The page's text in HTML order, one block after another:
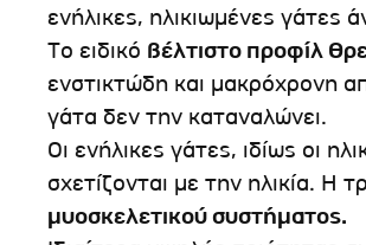
ενήλικες, ηλικιωμένες γάτες
Το ειδικό βέλτιστο προφίλ
ενστικτώδη και μακρόχρονη
γάτα δεν την καταναλώνει.
Οι ενήλικες γάτες, ιδίως οι
σχετίζονται με την ηλικία. Η
μυοσκελετικού συστήματος.